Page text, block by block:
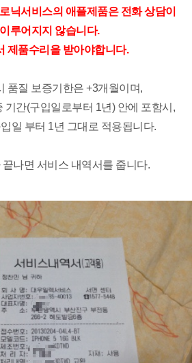
닉서비스의 애플제품은 전화 상담이
루어지지 않습니다.
제품수리을 받아야합니다.
품질 보증기한은 +3개월이며,
기간(구입일로부터 1년) 안에 포함시,
일 부터 1년 그대로 적용됩니다.
나면 서비스 내역서를 줍니다.